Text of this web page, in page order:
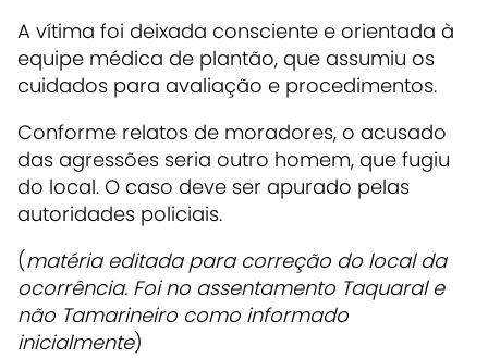
A vítima foi deixada consciente e orientada à
equipe médica de plantão, que assumiu os
cuidados para avaliação e procedimentos.
Conforme relatos de moradores, o acusado
das agressões seria outro homem, que fugiu
do local. O caso deve ser apurado pelas
autoridades policiais.
(matéria editada para correção do local da
ocorrência. Foi no assentamento Taquaral e
não Tamarineiro como informado
inicialmente)